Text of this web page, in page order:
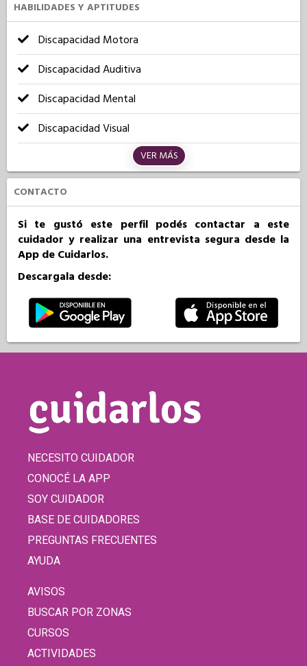
HABILIDADES Y APTITUDES
Discapacidad Motora
Discapacidad Auditiva
Discapacidad Mental
Discapacidad Visual
VER MÁS
CONTACTO
Si te gustó este perfil podés contactar a este
cuidador y realizar una entrevista segura desde la
App de Cuidarlos.
Descargala desde:
NECESITO CUIDADOR
CONOCÉ LA APP
SOY CUIDADOR
BASE DE CUIDADORES
PREGUNTAS FRECUENTES
AYUDA
AVISOS
BUSCAR POR ZONAS
CURSOS
ACTIVIDADES